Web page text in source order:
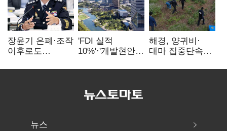
장윤기 은폐·조작
이후로도
내부비위…경찰
'FDI 실적
10%'·'개발현안
인천경제청장
해경, 양귀비·
대마 집중단속…
249명 검거
뉴스